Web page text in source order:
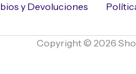
y Devoluciones
Copyright © 2026